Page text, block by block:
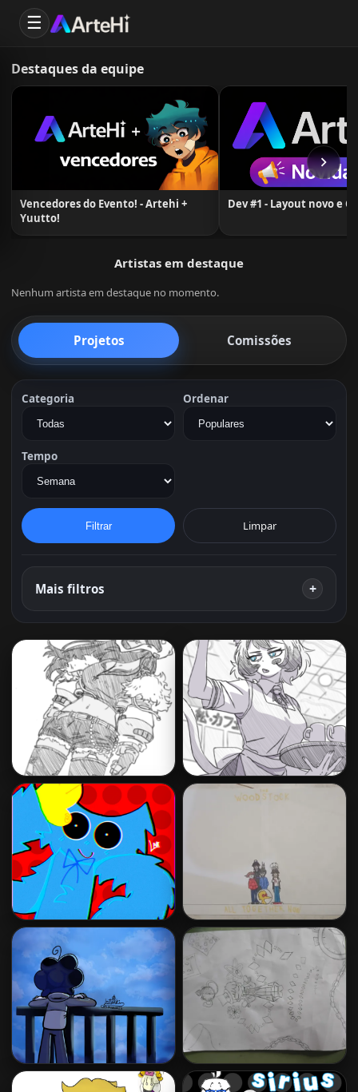
☰
Destaques da equipe
Vencedores do Evento! - Artehi +
Yuutto!
Dev #1 - Layout novo e
Artistas em destaque
Nenhum artista em destaque no momento.
Projetos Comissões
Categoria Ordenar
Tempo
Filtrar Limpar
Mais filtros